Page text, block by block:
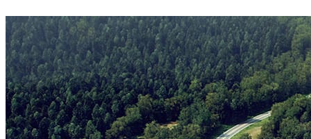
Den Brooks제품 디자인